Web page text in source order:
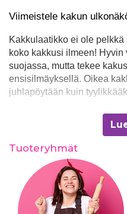
Viimeistele kakun
Kakkulaatikko ei ole
koko kakkusi ilmeen!
suojassa, mutta tekee
ensisilmäyksellä. Oikea
juhlapöytään kuin
Kun kakku on luotu
piilottaa tavalliseen
tuntua! Meiltä juhlakaupan
runsaasti vaihtoehtoja
varmistaa, että kakun
salaisuudeksi.
Tuoteryhmät